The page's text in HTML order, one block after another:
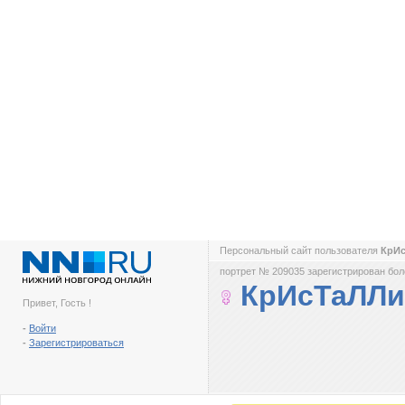
Привет, Гость !
- Войти
- Зарегистрироваться
Персональный сайт пользователя
портрет № 209035 зарегистрирован